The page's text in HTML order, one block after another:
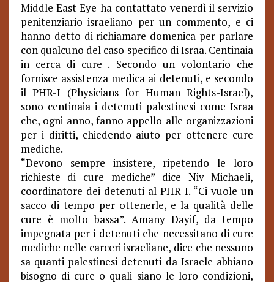
Middle East Eye ha contattato venerdì il servizio
penitenziario israeliano per un commento, e ci
hanno detto di richiamare domenica per parlare
con qualcuno del caso specifico di Israa. Centinaia
in cerca di cure . Secondo un volontario che
fornisce assistenza medica ai detenuti, e secondo
il PHR-I (Physicians for Human Rights-Israel),
sono centinaia i detenuti palestinesi come Israa
che, ogni anno, fanno appello alle organizzazioni
per i diritti, chiedendo aiuto per ottenere cure
mediche.
“Devono sempre insistere, ripetendo le loro
richieste di cure mediche” dice Niv Michaeli,
coordinatore dei detenuti al PHR-I. “Ci vuole un
sacco di tempo per ottenerle, e la qualità delle
cure è molto bassa”. Amany Dayif, da tempo
impegnata per i detenuti che necessitano di cure
mediche nelle carceri israeliane, dice che nessuno
sa quanti palestinesi detenuti da Israele abbiano
bisogno di cure o quali siano le loro condizioni,